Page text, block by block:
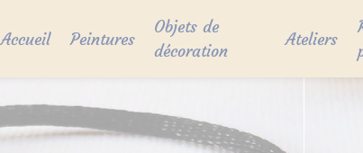
Accueil Peintures
Objets de
décoration
Ateliers